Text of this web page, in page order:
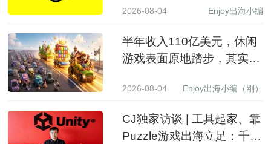
至15.99亿美元
2026-08-04 Enjoy出海小编
半年收入110亿美元，休闲
游戏表面原地踏步，其实已
2026-08-04 Enjoy出海小编（刚）
CJ独家访谈 | 工具起家、靠
Puzzle游戏出海立足：千万